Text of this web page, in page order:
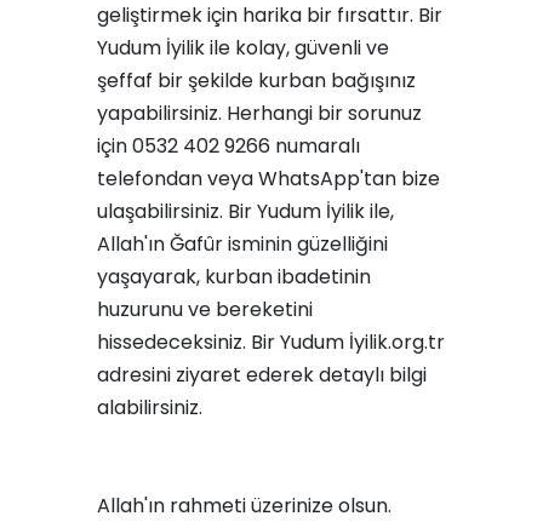
geliştirmek için harika bir fırsattır. Bir
Yudum İyilik ile kolay, güvenli ve
şeffaf bir şekilde kurban bağışınız
yapabilirsiniz. Herhangi bir sorunuz
için 0532 402 9266 numaralı
telefondan veya WhatsApp'tan bize
ulaşabilirsiniz. Bir Yudum İyilik ile,
Allah'ın Ğafûr isminin güzelliğini
yaşayarak, kurban ibadetinin
huzurunu ve bereketini
hissedeceksiniz. Bir Yudum İyilik.org.tr
adresini ziyaret ederek detaylı bilgi
alabilirsiniz.
Allah'ın rahmeti üzerinize olsun.